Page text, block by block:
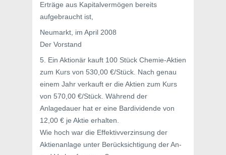
Erträge aus Kapitalvermögen bereits
aufgebraucht ist,
Neumarkt, im April 2008
Der Vorstand
5. Ein Aktionär kauft 100 Stück Chemie-Aktien
zum Kurs von 530,00 €/Stück. Nach genau
einem Jahr verkauft er die Aktien zum Kurs
von 570,00 €/Stück. Während der
Anlagedauer hat er eine Bardividende von
12,00 € je Aktie erhalten.
Wie hoch war die Effektivverzinsung der
Aktienanlage unter Berücksichtigung der An-